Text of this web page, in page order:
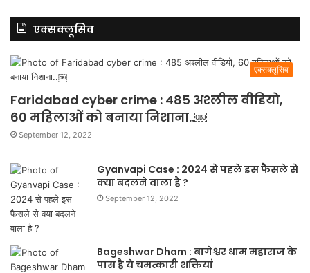
एक्सक्लूसिव
एक्सक्लूसिव
Faridabad cyber crime : 485 अश्लील वीडियो,
60 महिलाओं को बनाया निशाना..￼
September 12, 2022
Gyanvapi Case : 2024 से पहले इस फैसले से
क्या बदलने वाला है ?
September 12, 2022
Bageshwar Dham : बागेश्वर धाम महाराज के
पास है ये चमत्कारी शक्तियां